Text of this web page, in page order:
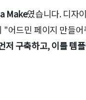
Make였습니다. 디자
어드민 페이지 만들
구축하고, 이를 템